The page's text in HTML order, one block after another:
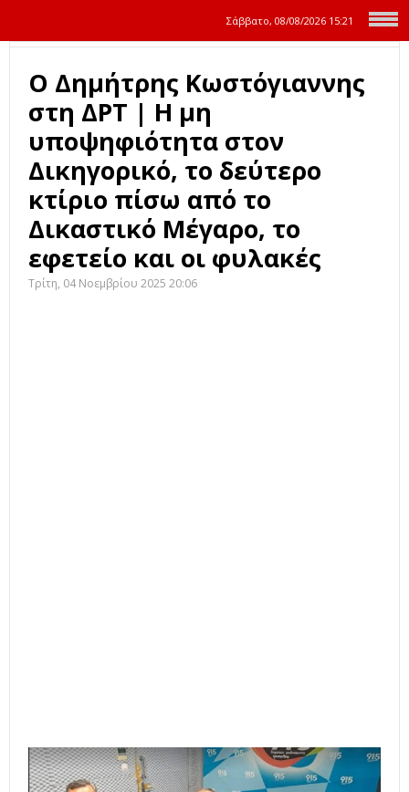
Σάββατο, 08/08/2026 15:21
Ο Δημήτρης Κωστόγιαννης
στη ΔΡΤ | Η μη
υποψηφιότητα στον
Δικηγορικό, το δεύτερο
κτίριο πίσω από το
Δικαστικό Μέγαρο, το
εφετείο και οι φυλακές
Τρίτη, 04 Νοεμβρίου 2025 20:06